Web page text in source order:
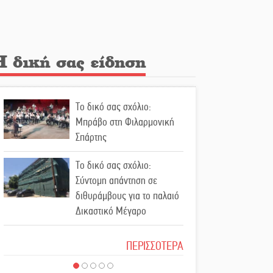
Οδύνη στην Απιδιά για τον
χαμό της 29χρονης Ελένης
σε τροχαίο
«Σφραγίδα» έργου και
απολογισμού στο
Παναρκαδικό από τον Κυρ.
Διαμαντάκο
Μια «χρυσή» ελαιοκομική
προοπτική για τη Λακωνία
Εκδηλώσεις του ΚΚΕ
Λακωνίας για τα 80 χρόνια
δική σας είδηση
Το δικό σας σχόλιο:
Μπράβο στη Φιλαρμονική
Σπάρτης
Το δικό σας σχόλιο:
Σύντομη απάντηση σε
διθυράμβους για το παλαιό
Δικαστικό Μέγαρο
Το δικό σας σχόλιο: Ιερή
ΠΕΡΙΣΣΟΤΕΡΑ